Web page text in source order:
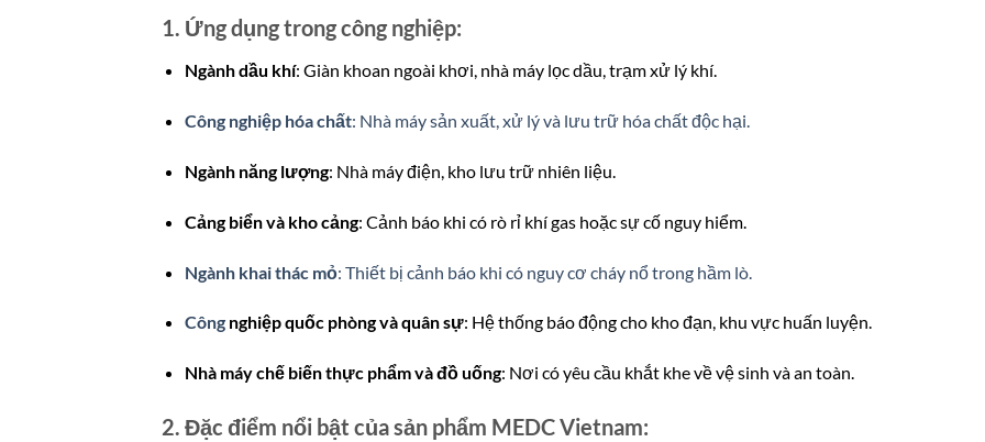
1. Ứng dụng trong công nghiệp:
Ngành dầu khí: Giàn khoan ngoài khơi, nhà máy lọc dầu, trạm xử lý khí.
Công nghiệp hóa chất: Nhà máy sản xuất, xử lý và lưu trữ hóa chất độc hại.
Ngành năng lượng: Nhà máy điện, kho lưu trữ nhiên liệu.
Cảng biển và kho cảng: Cảnh báo khi có rò rỉ khí gas hoặc sự cố nguy hiểm.
Ngành khai thác mỏ: Thiết bị cảnh báo khi có nguy cơ cháy nổ trong hầm lò.
Côngnghiệp quốc phòng và quân sự: Hệ thống báo động cho kho đạn, khu vực huấn luyện.
Nhà máy chế biến thực phẩm và đồ uống: Nơi có yêu cầu khắt khe về vệ sinh và an toàn.
2. Đặc điểm nổi bật của sản phẩm MEDC Vietnam: